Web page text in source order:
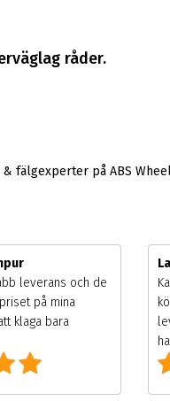
råder.
fälgexperter på ABS
leverans och de
på mina
klaga bara